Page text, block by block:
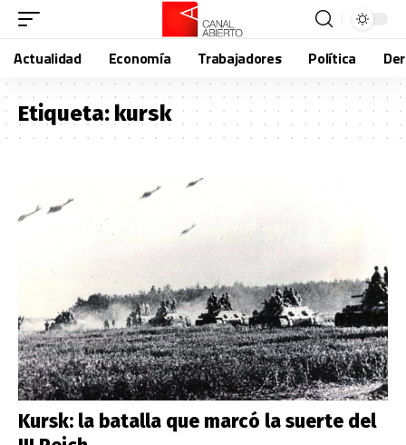
Actualidad Economía Trabajadores Política
Etiqueta:kursk
Kursk: la batalla que marcó la suerte del